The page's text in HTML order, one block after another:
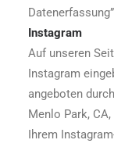
Instagram
Auf unseren
Instagram
angeboten
Menlo Park,
Ihrem